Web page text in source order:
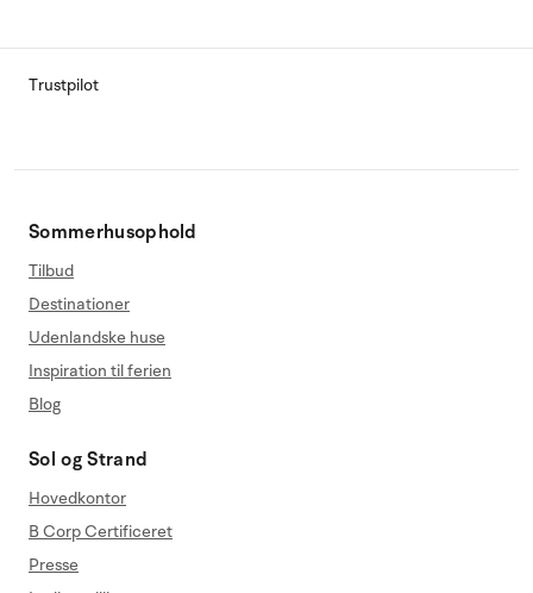
Trustpilot
Sommerhusophold
Tilbud
Destinationer
Udenlandske huse
Inspiration til ferien
Blog
Sol og Strand
Hovedkontor
B Corp Certificeret
Presse